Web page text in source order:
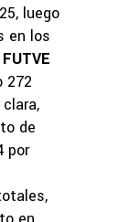
luego
en los
272
de
por